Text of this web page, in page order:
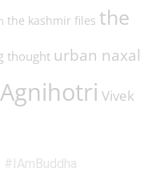
the kashmir files the
thought urban naxal
Vivek